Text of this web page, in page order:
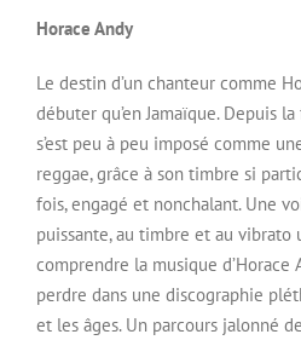
Horace Andy
Le destin d’un chanteur comme
débuter qu’en Jamaïque. Depuis
s’est peu à peu imposé comme
reggae, grâce à son timbre si
fois, engagé et nonchalant. Une
puissante, au timbre et au vibrato
comprendre la musique d’Horace
perdre dans une discographie
et les âges. Un parcours jalonné